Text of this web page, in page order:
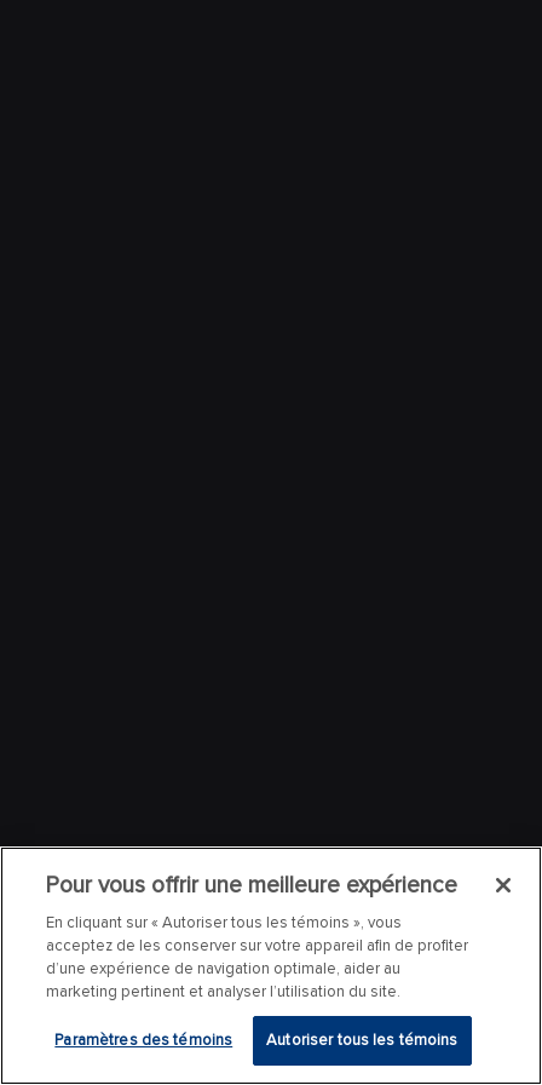
Pour vous offrir une meilleure expérience
En cliquant sur « Autoriser tous les témoins », vous
acceptez de les conserver sur votre appareil afin de profiter
d’une expérience de navigation optimale, aider au
marketing pertinent et analyser l’utilisation du site.
Paramètres des témoins Autoriser tous les témoins